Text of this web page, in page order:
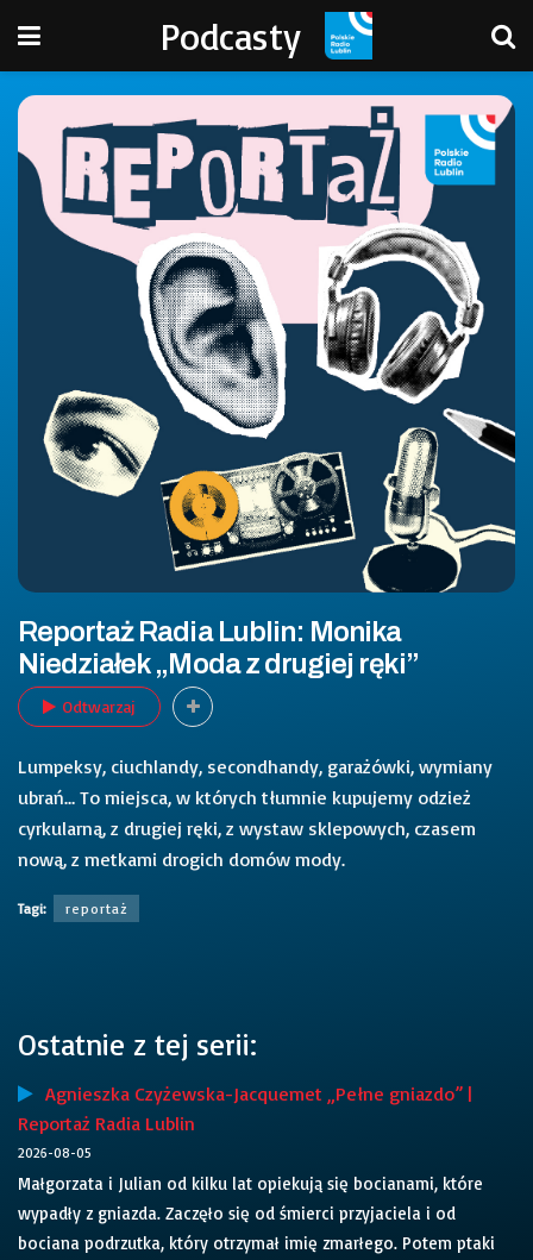
Podcasty
Reportaż Radia Lublin: Monika
Niedziałek „Moda z drugiej ręki”
Odtwarzaj
Lumpeksy, ciuchlandy, secondhandy, garażówki, wymiany
ubrań… To miejsca, w których tłumnie kupujemy odzież
cyrkularną, z drugiej ręki, z wystaw sklepowych, czasem
nową, z metkami drogich domów mody.
Tagi: reportaż
Ostatnie z tej serii:
Agnieszka Czyżewska-Jacquemet „Pełne gniazdo” |
Reportaż Radia Lublin
2026-08-05
Małgorzata i Julian od kilku lat opiekują się bocianami, które
wypadły z gniazda. Zaczęło się od śmierci przyjaciela i od
bociana podrzutka, który otrzymał imię zmarłego. Potem ptaki